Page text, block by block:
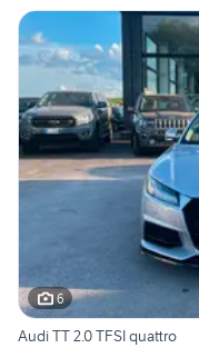
6
Audi TT 2.0 TFSI quattro